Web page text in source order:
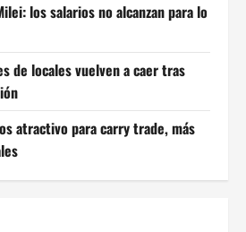
los salarios no alcanzan para lo
de locales vuelven a caer tras
atractivo para carry trade, más